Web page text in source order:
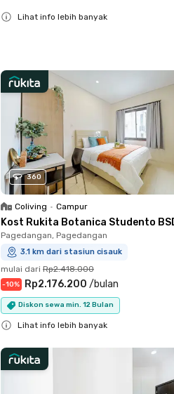
Lihat info lebih banyak
360
Coliving • Campur
Kost Rukita Botanica Studento
Pagedangan, Pagedangan
3.1 km dari stasiun cisauk
mulai dari Rp2.418.000
-10% Rp2.176.200 /bulan
Diskon sewa min. 12 Bulan
Lihat info lebih banyak